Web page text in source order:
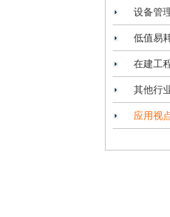
设备管
低值易
在建工
其他行
应用视